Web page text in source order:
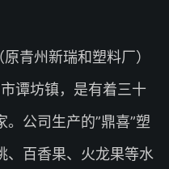
青州新瑞和塑料厂）
谭坊镇，是有着三十
公司生产的”鼎喜”塑
、百香果、火龙果等水